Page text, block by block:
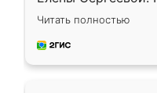
короткие сроки
для замера
предложил по
Читать полностью